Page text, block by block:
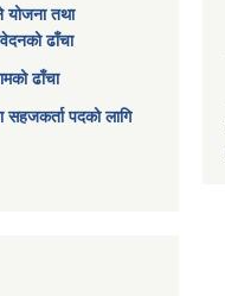
योजना तथा
ढाँचा
ढाँचा
सहजकर्ता पदको लागि